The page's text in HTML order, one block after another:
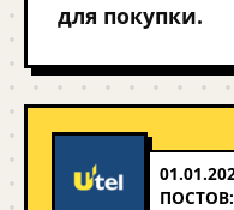
для покупки.